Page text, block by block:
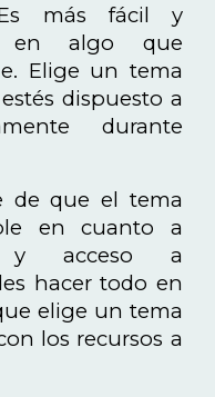
más fácil y
en algo que
Elige un tema
dispuesto a
durante
de que el tema
en cuanto a
y acceso a
hacer todo en
elige un tema
los recursos a